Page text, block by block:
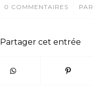
0 COMMENTAIRES
/ PAR
Partager cet entrée